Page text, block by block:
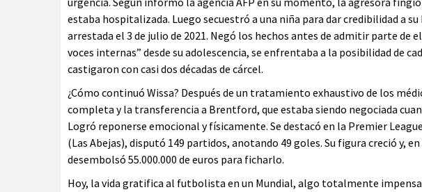
estaba hospitalizada. Luego secuestró a una niña para dar credibilidad a
arrestada el 3 de julio de 2021. Negó los hechos antes de admitir parte de
voces internas” desde su adolescencia, se enfrentaba a la posibilidad de
castigaron con casi dos décadas de cárcel.
¿Cómo continuó Wissa? Después de un tratamiento exhaustivo de los
completa y la transferencia a Brentford, que estaba siendo negociada
Logró reponerse emocional y físicamente. Se destacó en la Premier
(Las Abejas), disputó 149 partidos, anotando 49 goles. Su figura creció y,
desembolsó 55.000.000 de euros para ficharlo.
Hoy, la vida gratifica al futbolista en un Mundial, algo totalmente